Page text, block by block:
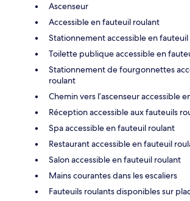
Ascenseur
Accessible en fauteuil roulant
Stationnement accessible en
Toilette publique accessible en
Stationnement de fourgonnettes
roulant
Chemin vers l’ascenseur accessible
Réception accessible aux fauteuils
Spa accessible en fauteuil roulant
Restaurant accessible en fauteuil
Salon accessible en fauteuil roulant
Mains courantes dans les escaliers
Fauteuils roulants disponibles sur